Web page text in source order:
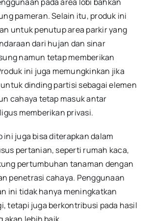
pameran. Selain itu, produk ini
untuk penutup area parkir yang
dari hujan dan sinar
namun tetap memberikan
ini juga memungkinkan jika
dinding partisi sebagai elemen
cahaya tetap masuk antar
memberikan privasi.
ini juga bisa diterapkan dalam
pertanian, seperti rumah kaca,
pertumbuhan tanaman dengan
penetrasi cahaya. Penggunaan
ini tidak hanya meningkatkan
tetapi juga berkontribusi pada hasil